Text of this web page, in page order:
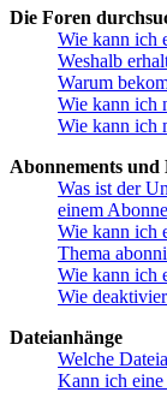
Die Foren
Wie kann ich
Weshalb
Warum
Wie kann ich
Wie kann ich
Abonnements und
Was ist der
einem
Wie kann ich
Thema
Wie kann ich
Wie
Dateianhänge
Welche
Kann ich eine